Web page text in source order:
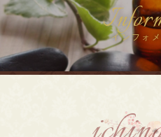
インフォ